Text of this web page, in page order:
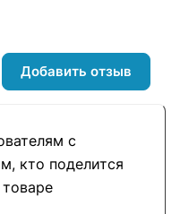
с
кто поделится
Добавить отзыв